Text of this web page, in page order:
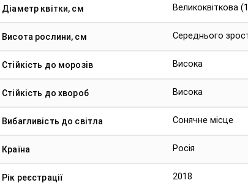
Діаметр квітки, см Великоквіткова
Висота рослини, см Середнього
Стійкість до морозів Висока
Стійкість до хвороб Висока
Вибагливість до світла Сонячне місце
Країна Росія
Рік реєстрації 2018